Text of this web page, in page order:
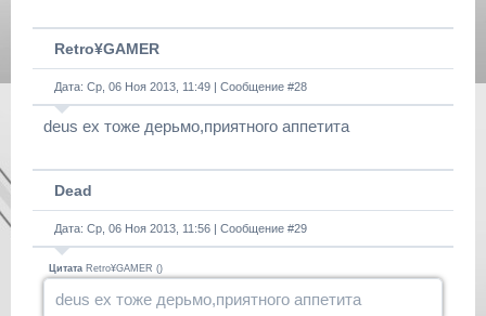
Retro¥GAMER
Дата: Ср, 06 Ноя 2013, 11:49 | Сообщение #28
deus ex тоже дерьмо,приятного аппетита
Dead
Дата: Ср, 06 Ноя 2013, 11:56 | Сообщение #29
Цитата Retro¥GAMER ()
deus ex тоже дерьмо,приятного аппетита